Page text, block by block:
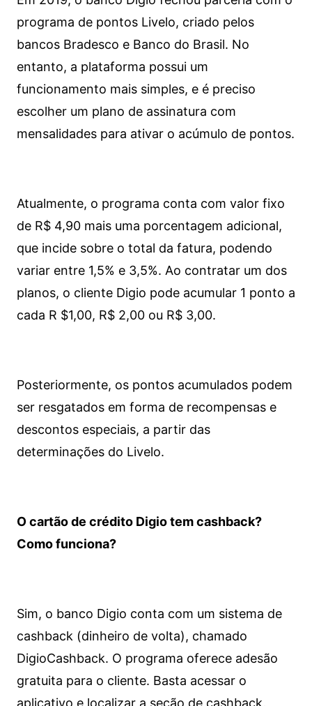
programa de pontos Livelo, criado pelos
bancos Bradesco e Banco do Brasil. No
entanto, a plataforma possui um
funcionamento mais simples, e é preciso
escolher um plano de assinatura com
mensalidades para ativar o acúmulo de pontos.
Atualmente, o programa conta com valor fixo
de R$ 4,90 mais uma porcentagem adicional,
que incide sobre o total da fatura, podendo
variar entre 1,5% e 3,5%. Ao contratar um dos
planos, o cliente Digio pode acumular 1 ponto a
cada R $1,00, R$ 2,00 ou R$ 3,00.
Posteriormente, os pontos acumulados podem
ser resgatados em forma de recompensas e
descontos especiais, a partir das
determinações do Livelo.
O cartão de crédito Digio tem cashback?
Como funciona?
Sim, o banco Digio conta com um sistema de
cashback (dinheiro de volta), chamado
DigioCashback. O programa oferece adesão
gratuita para o cliente. Basta acessar o
aplicativo e localizar a seção de cashback,